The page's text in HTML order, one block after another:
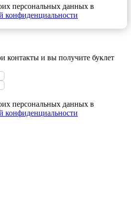
персональных данных в
конфиденциальности
контакты и вы получите буклет
персональных данных в
конфиденциальности